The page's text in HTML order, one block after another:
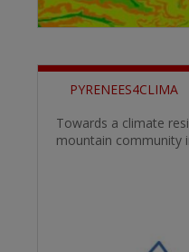
PYRENEES4CLIMA
Towards a climate
mountain community